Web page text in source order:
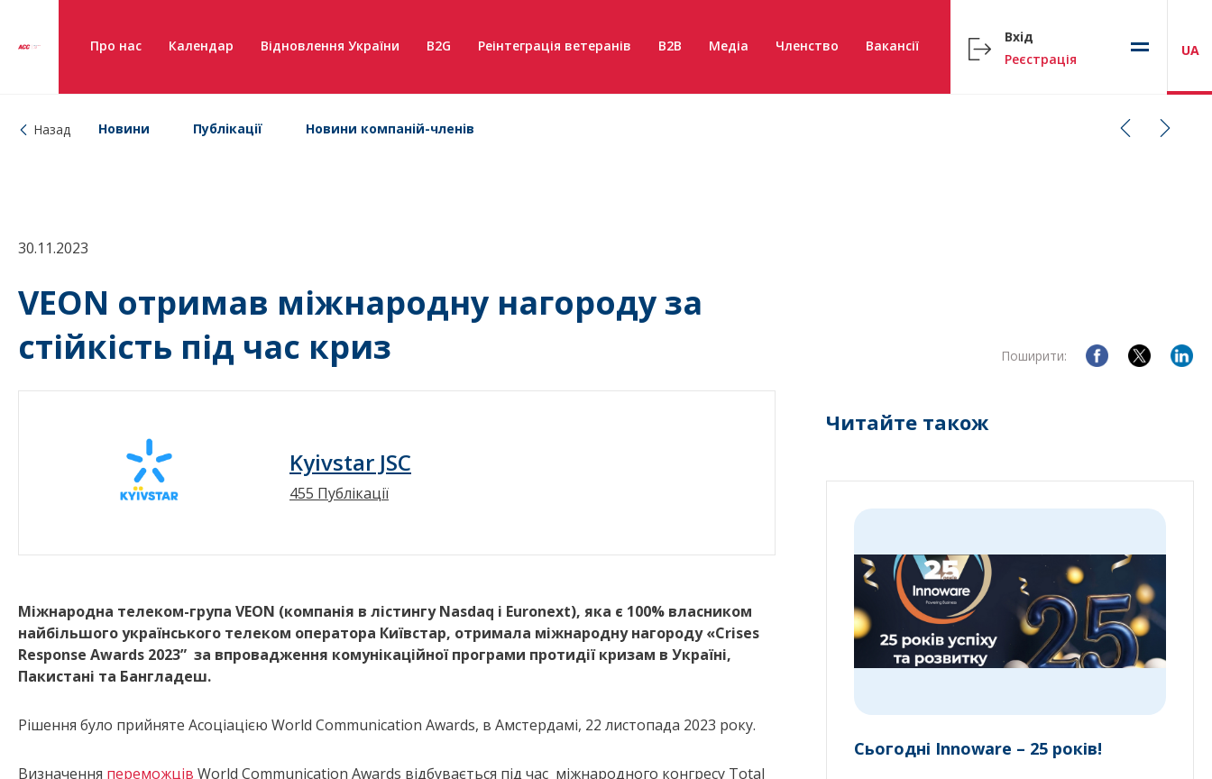
Про нас Календар Відновлення України B2G Реінтеграція ветеранів B2B Медіа Членство Вакансії
Вхід
Реєстрація
UA
Назад Новини Публікації Новини компаній-членів
30.11.2023
VEON отримав міжнародну нагороду за
стійкість під час криз
Поширити:
Kyivstar JSC
455 Публікації
Міжнародна телеком-група VEON (компанія в лістингуNasdaq і Euronext), яка є 100% власником
найбільшого українського телеком оператора Київстар, отримала міжнародну нагороду «Crises
Response Awards 2023” за впровадження комунікаційної програми протидії кризам в Україні,
Пакистані та Бангладеш.
Рішення було прийняте Асоціацією World Communication Awards, в Амстердамі, 22 листопада 2023 року.
Визначення переможців World Communication Awards відбувається під час міжнародного конгресу Total
Читайте також
Сьогодні Innoware – 25 років!